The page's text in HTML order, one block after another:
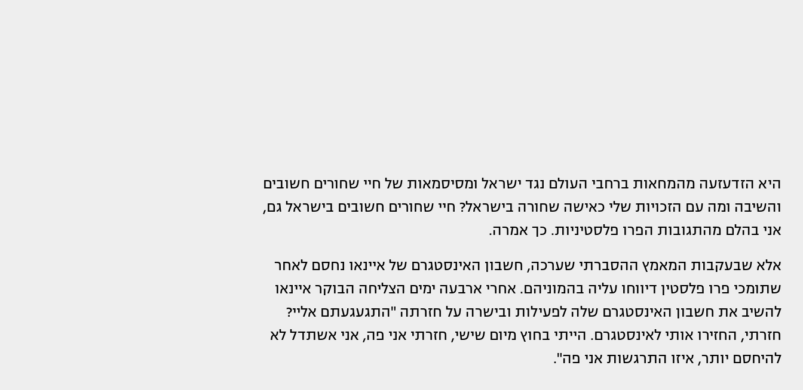
היא הזדעזעה מהמחאות ברחבי העולם נגד ישראל ומסיסמאות של חיי שחורים חשובים
והשיבה ומה עם הזכויות שלי כאישה שחורה בישראל? חיי שחורים חשובים בישראל גם,
אני בהלם מהתגובות הפרו פלסטיניות. כך אמרה.
אלא שבעקבות המאמץ ההסברתי שערכה, חשבון האינסטגרם של איינאו נחסם לאחר
שתומכי פרו פלסטין דיווחו עליה בהמוניהם. אחרי ארבעה ימים הצליחה הבוקר איינאו
להשיב את חשבון האינסטגרם שלה לפעילות ובישרה על חזרתה "התגעגעתם אליי?
חזרתי, החזירו אותי לאינסטגרם. הייתי בחוץ מיום שישי, חזרתי אני פה, אני אשתדל לא
להיחסם יותר, איזו התרגשות אני פה".